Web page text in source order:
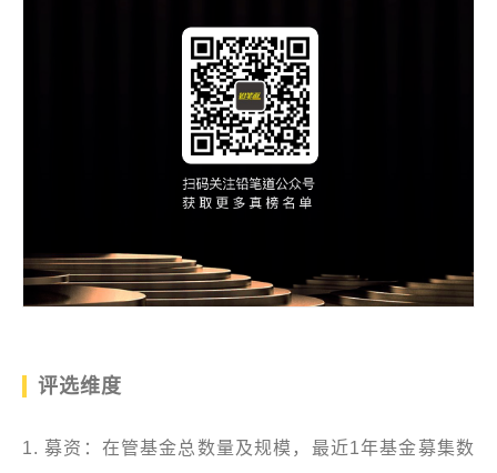
评选维度
1. 募资：在管基金总数量及规模，最近1年基金募集数